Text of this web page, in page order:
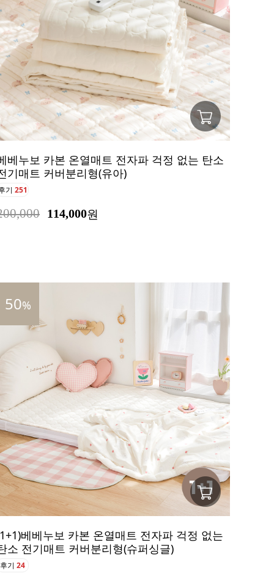
베누보 카본 온열매트 전자파 걱정 없는 탄소
기매트 커버분리형(유아)
기 251
114,000원
50%
베베누보 카본 온열매트 전자파 걱정 없는
소 전기매트 커버분리형(슈퍼싱글)
후기 24